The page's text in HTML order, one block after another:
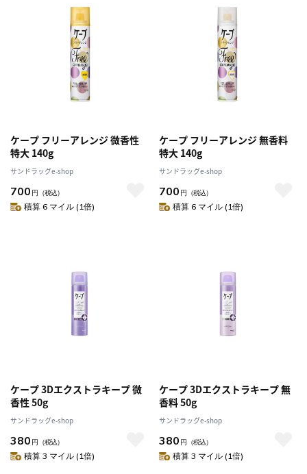
ケープ フリーアレンジ 微香性
特大 140g
サンドラッグe-shop
700 円 （税込）
積算 6 マイル (1倍)
ケープ フリーアレンジ 無香料
特大 140g
サンドラッグe-shop
700 円 （税込）
積算 6 マイル (1倍)
ケープ 3Dエクストラキープ 微
香性 50g
サンドラッグe-shop
380 円 （税込）
積算 3 マイル (1倍)
ケープ 3Dエクストラキープ 無
香料 50g
サンドラッグe-shop
380 円 （税込）
積算 3 マイル (1倍)